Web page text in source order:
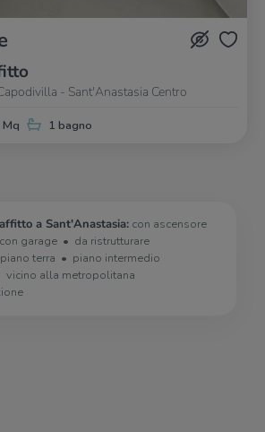
- Sant'Anastasia Centro
1 bagno
a Sant'Anastasia: con ascensore
con garage
da ristrutturare
piano terra
piano intermedio
vicino alla metropolitana